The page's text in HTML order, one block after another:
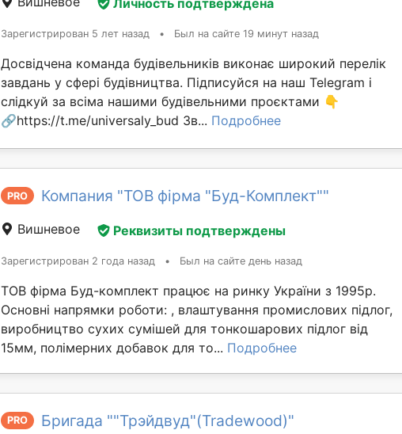
Зарегистрирован 5 лет назад • Был на сайте 19 минут назад
Досвідчена команда будівельників виконає широкий перелік
завдань у сфері будівництва. Підписуйся на наш Telegram і
слідкуй за всіма нашими будівельними проєктами 👇
🔗https://t.me/universaly_bud Зв... Подробнее
PRO Компания "ТОВ фірма "Буд-Комплект""
Вишневое Реквизиты подтверждены
Зарегистрирован 2 года назад • Был на сайте день назад
ТОВ фірма Буд-комплект працює на ринку України з 1995р.
Основні напрямки роботи: , влаштування промислових підлог,
виробництво сухих сумішей для тонкошарових підлог від
15мм, полімерних добавок для то... Подробнее
PRO Бригада ""Трэйдвуд"(Tradewood)"